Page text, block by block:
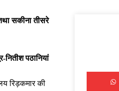
सकीना तीसरे
नितीश पठानियां
रिड़कमार की